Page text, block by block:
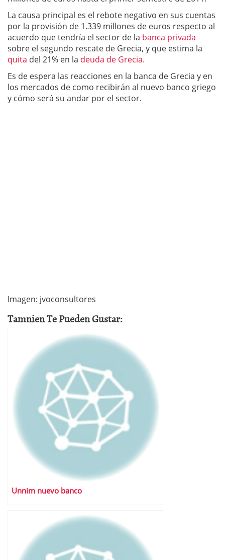
La causa principal es el rebote negativo en sus cuentas
por la provisión de 1.339 millones de euros respecto al
acuerdo que tendría el sector de la banca privada
sobre el segundo rescate de Grecia, y que estima la
quita del 21% en la deuda de Grecia.
Es de espera las reacciones en la banca de Grecia y en
los mercados de como recibirán al nuevo banco griego
y cómo será su andar por el sector.
Imagen: jvoconsultores
Tamnien Te Pueden Gustar:
Unnim nuevo banco